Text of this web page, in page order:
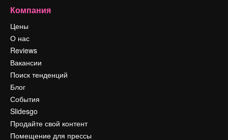
Компания
Цены
О нас
Reviews
Вакансии
Поиск тенденций
Блог
События
Slidesgo
Продайте свой контент
Помещение для прессы